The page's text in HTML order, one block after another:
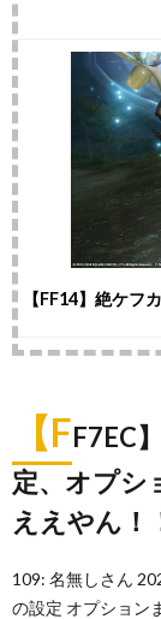
【FF14】絶ケフ
【FF7EC
定、オプシ
ええやん！
109: 名無しさん
の設定 オプション